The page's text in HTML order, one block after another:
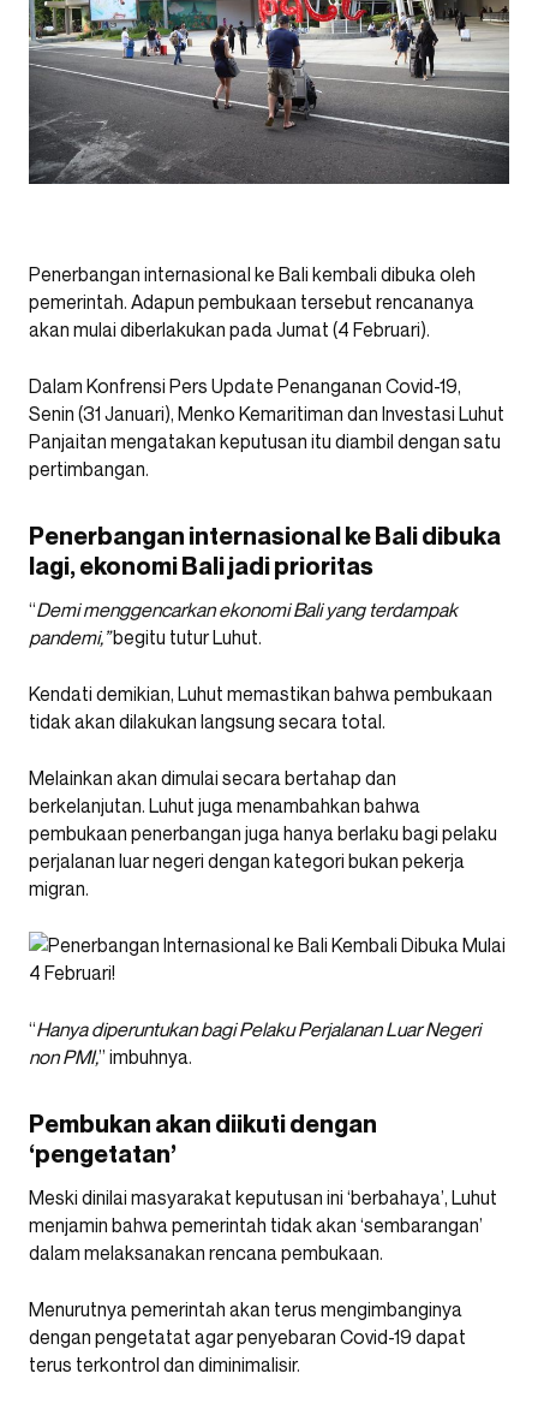
Penerbangan internasional ke Bali kembali dibuka oleh
pemerintah. Adapun pembukaan tersebut rencananya
akan mulai diberlakukan pada Jumat (4 Februari).
Dalam Konfrensi Pers Update Penanganan Covid-19,
Senin (31 Januari), Menko Kemaritiman dan Investasi Luhut
Panjaitan mengatakan keputusan itu diambil dengan satu
pertimbangan.
Penerbangan internasional ke Bali dibuka
lagi, ekonomi Bali jadi prioritas
“Demi menggencarkan ekonomi Bali yang terdampak
pandemi,”begitu tutur Luhut.
Kendati demikian, Luhut memastikan bahwa pembukaan
tidak akan dilakukan langsung secara total.
Melainkan akan dimulai secara bertahap dan
berkelanjutan. Luhut juga menambahkan bahwa
pembukaan penerbangan juga hanya berlaku bagi pelaku
perjalanan luar negeri dengan kategori bukan pekerja
migran.
“Hanya diperuntukan bagi Pelaku Perjalanan Luar Negeri
non PMI,” imbuhnya.
Pembukan akan diikuti dengan
‘pengetatan’
Meski dinilai masyarakat keputusan ini ‘berbahaya’, Luhut
menjamin bahwa pemerintah tidak akan ‘sembarangan’
dalam melaksanakan rencana pembukaan.
Menurutnya pemerintah akan terus mengimbanginya
dengan pengetatat agar penyebaran Covid-19 dapat
terus terkontrol dan diminimalisir.